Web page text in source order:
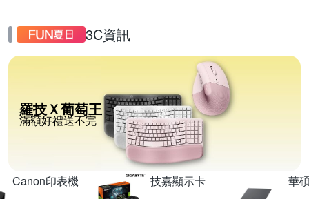
3C資訊
羅技Ｘ葡萄王
滿額好禮送不完
Canon印表機
技嘉顯示卡
華